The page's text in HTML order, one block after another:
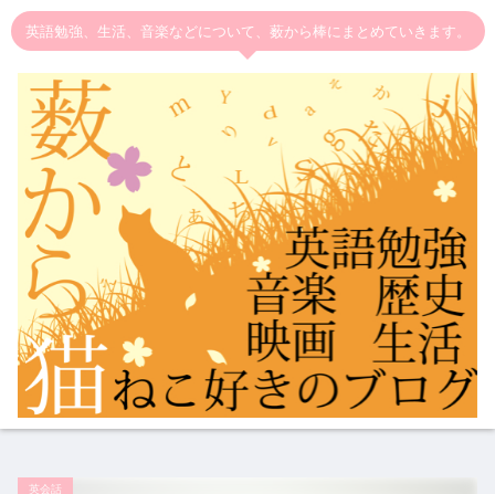
英語勉強、生活、音楽などについて、薮から棒にまとめていきます。
英会話